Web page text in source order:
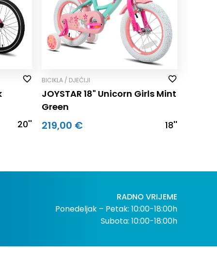
20''
BICIKLA / DJEČIJI
JOYSTAR 18" Unicorn Girls Mint
Green
219,00 € 18''
RADNO VRIJEME
Ponedeljak – Petak: 10:00-18:00h
Subota: 10:00-18:00h